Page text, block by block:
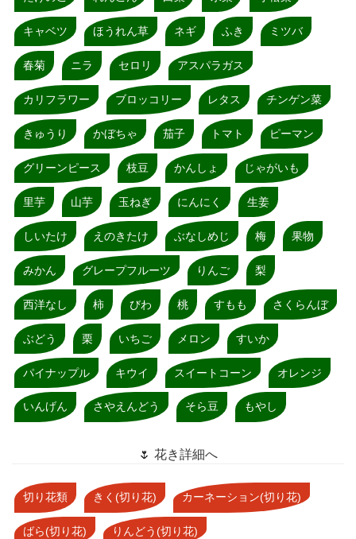
キャベツ ほうれん草 ネギ ふき ミツバ
春菊 ニラ セロリ アスパラガス
カリフラワー ブロッコリー レタス チンゲン菜
きゅうり かぼちゃ 茄子 トマト ピーマン
グリーンピース 枝豆 かんしょ じゃがいも
里芋 山芋 玉ねぎ にんにく 生姜
しいたけ えのきたけ ぶなしめじ 梅 果物
みかん グレープフルーツ りんご 梨
西洋なし 柿 びわ 桃 すもも さくらんぼ
ぶどう 栗 いちご メロン すいか
パイナップル キウイ スイートコーン オレンジ
いんげん さやえんどう そら豆 もやし
🌷 花き詳細へ
切り花類 きく(切り花) カーネーション(切り花)
ばら(切り花) りんどう(切り花)